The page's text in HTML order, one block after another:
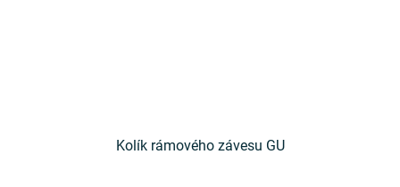
Kolík rámového závesu GU